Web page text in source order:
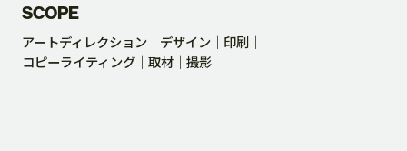
SCOPE
アートディレクション デザイン
印刷
コピーライティング
取材 撮影